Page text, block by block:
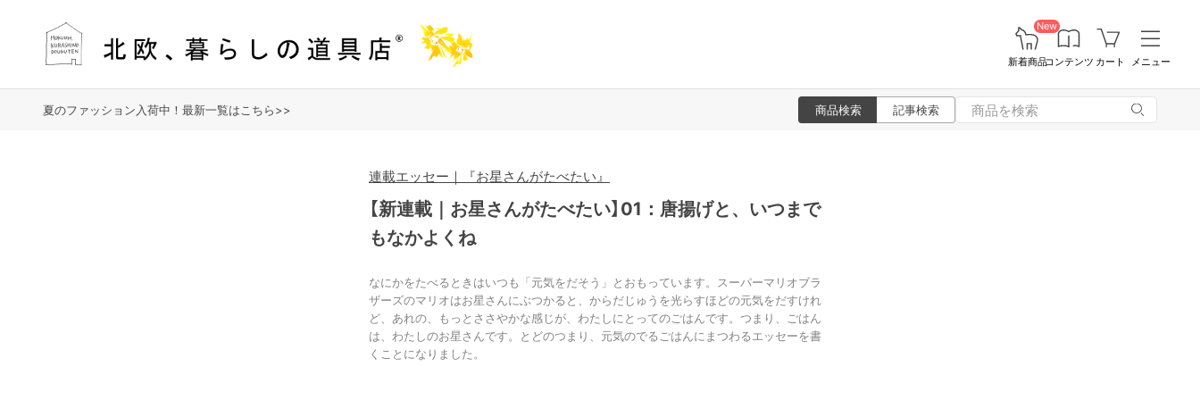
New
新着商品コンテンツ カート メニュー
夏のファッション入荷中！最新一覧はこちら>> 商品検索 記事検索
連載エッセー｜『お星さんがたべたい』
【新連載｜お星さんがたべたい】01：唐揚げと、いつまで
もなかよくね
なにかをたべるときはいつも「元気をだそう」とおもっています。スーパーマリオブラ
ザーズのマリオはお星さんにぶつかると、からだじゅうを光らすほどの元気をだすけれ
ど、あれの、もっとささやかな感じが、わたしにとってのごはんです。つまり、ごはん
は、わたしのお星さんです。とどのつまり、元気のでるごはんにまつわるエッセーを書
くことになりました。